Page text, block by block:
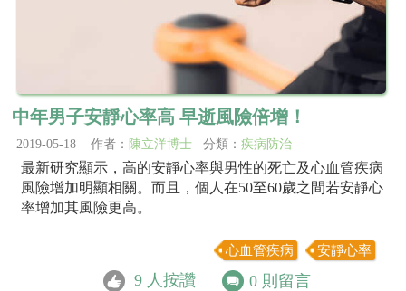
中年男子安靜心率高 早逝風險倍增！
2019-05-18 作者： 陳立洋博士 分類： 疾病防治
最新研究顯示，高的安靜心率與男性的死亡及心血管疾病
風險增加明顯相關。而且，個人在50至60歲之間若安靜心
率增加其風險更高。
心血管疾病 安靜心率
9 人按讚 0 則留言